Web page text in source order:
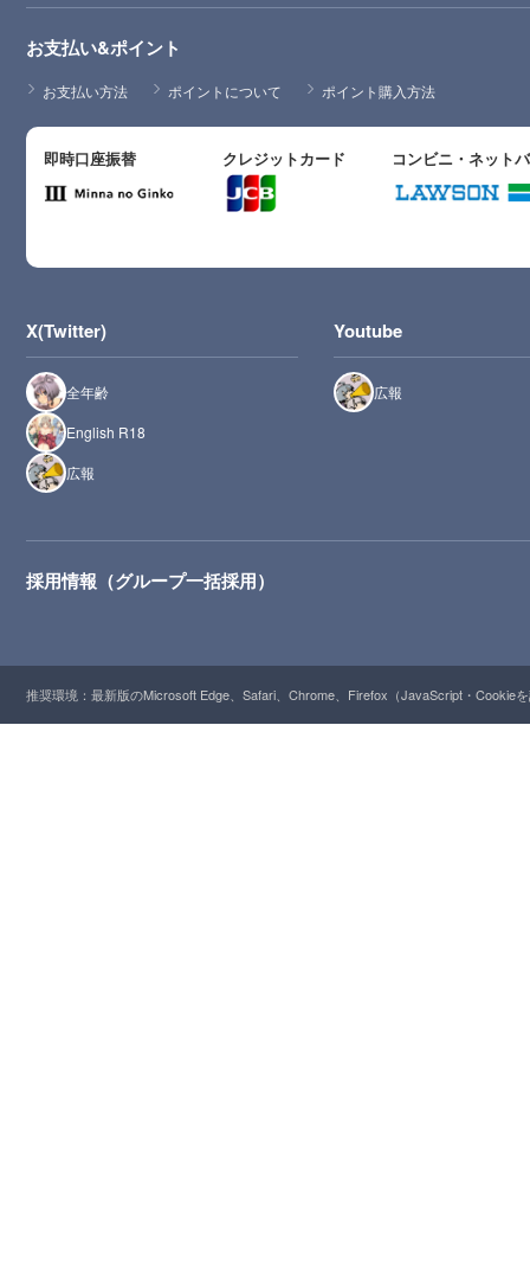
お支払い&ポイント
お支払い方法 ポイントについて ポイント購入方法
即時口座振替 クレジットカード コンビニ・ネット
X(Twitter)
全年齢
English R18
広報
Youtube
広報
採用情報（グループ一括採用）
推奨環境：最新版のMicrosoft Edge、Safari、Chrome、Firefox（JavaScript・Cookie